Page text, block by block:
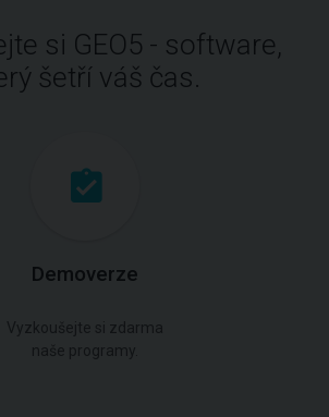
si GEO5 - software,
šetří váš čas.
Demoverze
Vyzkoušejte si zdarma
naše programy.